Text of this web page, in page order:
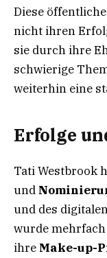
Diese
nicht ihren
sie durch ihre
schwierige
weiterhin eine
Erfolge
Tati Westbrook
und
und des
wurde
ihre Make-up-